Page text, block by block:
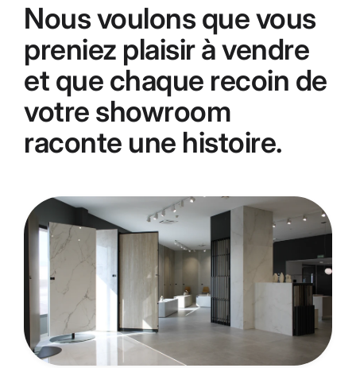
Nous voulons que vous
preniez plaisir à vendre
et que chaque recoin de
votre showroom
raconte une histoire.